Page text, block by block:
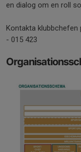
en dialog om en roll
Kontakta klubbchefen
- 015 423